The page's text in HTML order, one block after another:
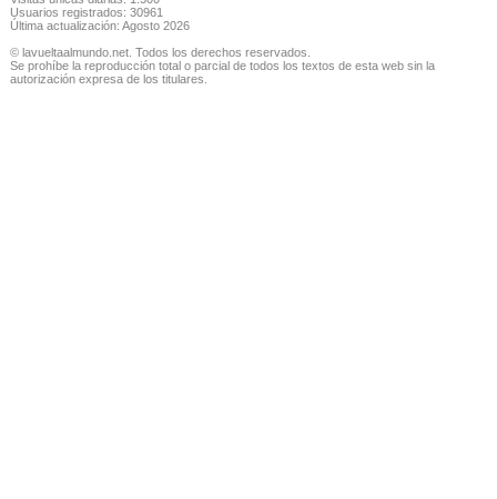
Usuarios registrados: 30961
Última actualización: Agosto 2026
© lavueltaalmundo.net. Todos los derechos reservados.
Se prohíbe la reproducción total o parcial de todos los textos de esta web sin la
autorización expresa de los titulares.